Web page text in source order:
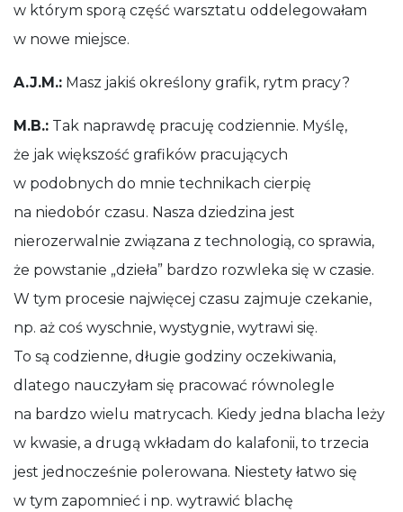
w którym sporą część warsztatu oddelegowałam
w nowe miejsce.
A.J.M.: Masz jakiś określony grafik, rytm pracy?
M.B.: Tak naprawdę pracuję codziennie. Myślę,
że jak większość grafików pracujących
w podobnych do mnie technikach cierpię
na niedobór czasu. Nasza dziedzina jest
nierozerwalnie związana z technologią, co sprawia,
że powstanie „dzieła” bardzo rozwleka się w czasie.
W tym procesie najwięcej czasu zajmuje czekanie,
np. aż coś wyschnie, wystygnie, wytrawi się.
To są codzienne, długie godziny oczekiwania,
dlatego nauczyłam się pracować równolegle
na bardzo wielu matrycach. Kiedy jedna blacha leży
w kwasie, a drugą wkładam do kalafonii, to trzecia
jest jednocześnie polerowana. Niestety łatwo się
w tym zapomnieć i np. wytrawić blachę